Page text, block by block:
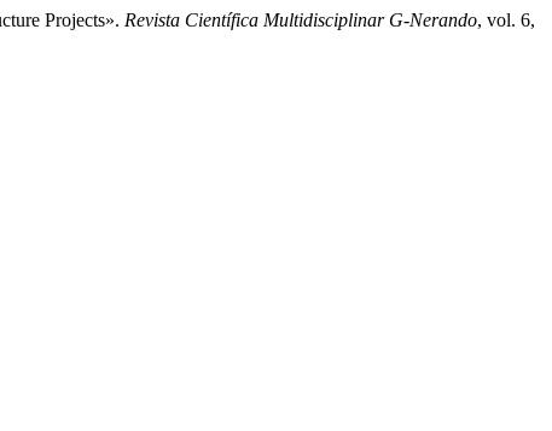
Projects». Revista Científica Multidisciplinar G-Nerando, vol. 6,